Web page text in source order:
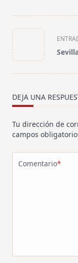
<span
class="nav-
subtitle
screen-
text">Página</
DEJA UNA
Tu dirección de
campos
Comentario*